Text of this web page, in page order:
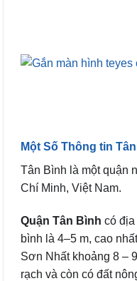
Một Số Thông tin
Tân Bình là một quận
Chí Minh, Việt Nam.
Quận Tân Bình có địa
bình là 4–5 m, cao
Sơn Nhất khoảng 8 –
rạch và còn có đất